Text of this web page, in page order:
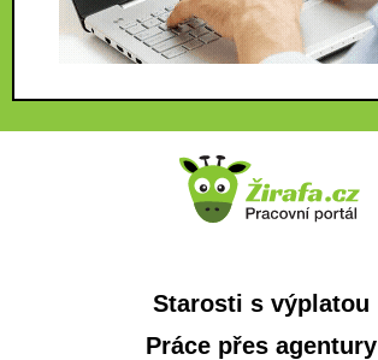
Starosti s výplatou
Práce přes agentury